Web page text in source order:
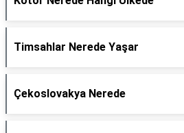
Timsahlar Nerede Yaşar
Çekoslovakya Nerede